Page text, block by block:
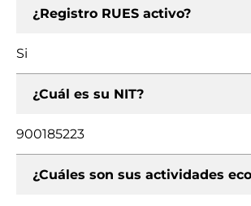
¿Registro RUES activo?
Si
¿Cuál es su NIT?
900185223
¿Cuáles son sus actividades